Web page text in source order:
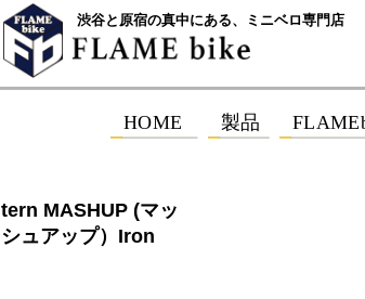
渋谷と原宿の真中にある、ミニベロ専門店
tern MASHUP (マッ
シュアップ）Iron